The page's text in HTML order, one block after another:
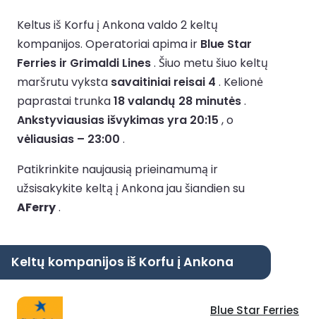
Keltus iš Korfu į Ankona valdo 2 keltų
kompanijos. Operatoriai apima ir Blue Star
Ferries ir Grimaldi Lines. Šiuo metu šiuo keltų
maršrutu vyksta savaitiniai reisai 4 . Kelionė
paprastai trunka18 valandų 28 minutės.
Ankstyviausias išvykimas yra 20:15 , o
vėliausias – 23:00 .
Patikrinkite naujausią prieinamumą ir
užsisakykite keltą į Ankona jau šiandien su
AFerry.
Keltų kompanijos iš Korfu į Ankona
Blue Star Ferries